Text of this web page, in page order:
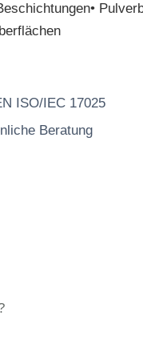
ISO/IEC 17025
Beratung